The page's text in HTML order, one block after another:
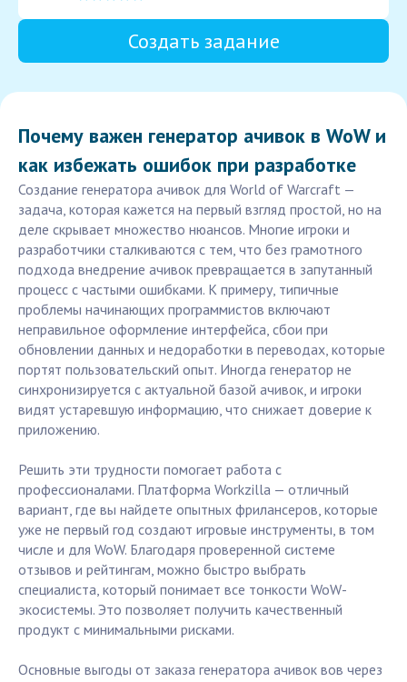
Создать задание
Почему важен генератор ачивок в WoW и
как избежать ошибок при разработке
Создание генератора ачивок для World of Warcraft —
задача, которая кажется на первый взгляд простой, но на
деле скрывает множество нюансов. Многие игроки и
разработчики сталкиваются с тем, что без грамотного
подхода внедрение ачивок превращается в запутанный
процесс с частыми ошибками. К примеру, типичные
проблемы начинающих программистов включают
неправильное оформление интерфейса, сбои при
обновлении данных и недоработки в переводах, которые
портят пользовательский опыт. Иногда генератор не
синхронизируется с актуальной базой ачивок, и игроки
видят устаревшую информацию, что снижает доверие к
приложению.
Решить эти трудности помогает работа с
профессионалами. Платформа Workzilla — отличный
вариант, где вы найдете опытных фрилансеров, которые
уже не первый год создают игровые инструменты, в том
числе и для WoW. Благодаря проверенной системе
отзывов и рейтингам, можно быстро выбрать
специалиста, который понимает все тонкости WoW-
экосистемы. Это позволяет получить качественный
продукт с минимальными рисками.
Основные выгоды от заказа генератора ачивок вов через